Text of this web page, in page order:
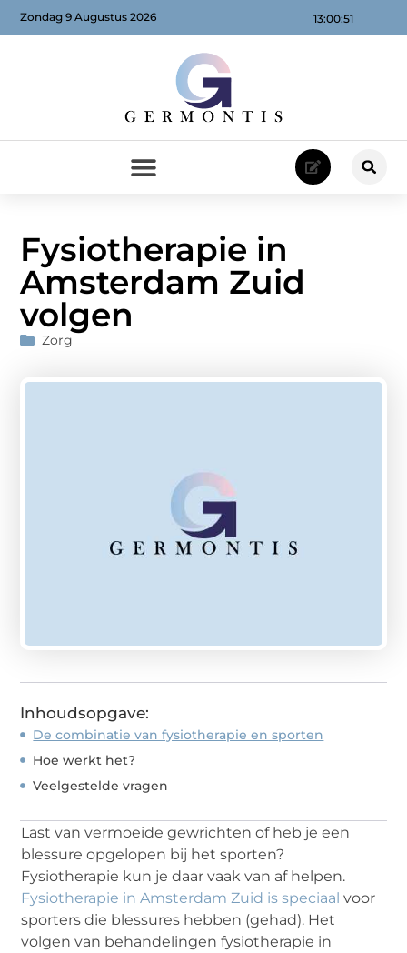
13:00:52
Zondag 9 Augustus 2026
Fysiotherapie in
Amsterdam Zuid
volgen
Zorg
Inhoudsopgave:
De combinatie van fysiotherapie en sporten
Hoe werkt het?
Veelgestelde vragen
Last van vermoeide gewrichten of heb je een
blessure opgelopen bij het sporten?
Fysiotherapie kun je daar vaak van af helpen.
Fysiotherapie in Amsterdam Zuid is speciaalvoor
sporters die blessures hebben (gehad). Het
volgen van behandelingen fysiotherapie in